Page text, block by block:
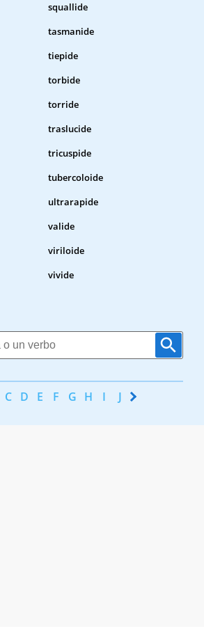
squallide
tasmanide
tiepide
torbide
torride
traslucide
tricuspide
tubercoloide
ultrarapide
valide
viriloide
vivide
C D E F G H I J K